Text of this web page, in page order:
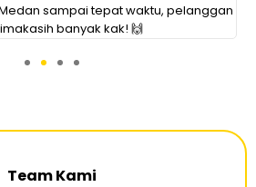
sampai tepat waktu, pelanggan
banyak kak! 🙌
Team Kami